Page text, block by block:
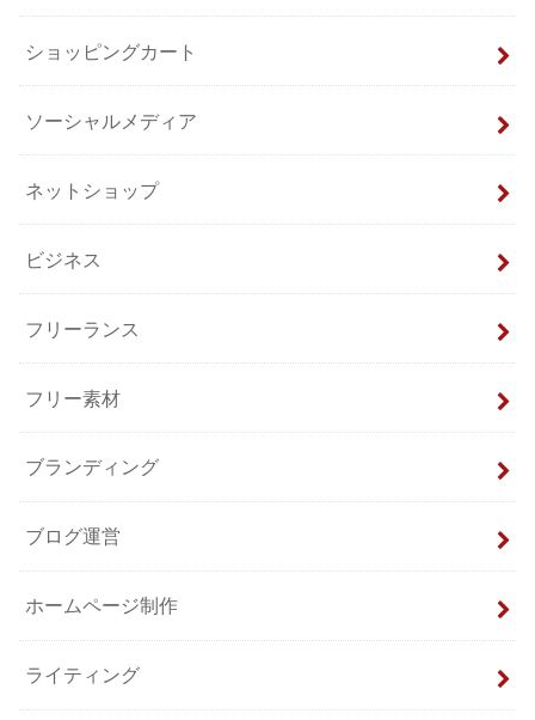
ショッピングカート
ソーシャルメディア
ネットショップ
ビジネス
フリーランス
フリー素材
ブランディング
ブログ運営
ホームページ制作
ライティング